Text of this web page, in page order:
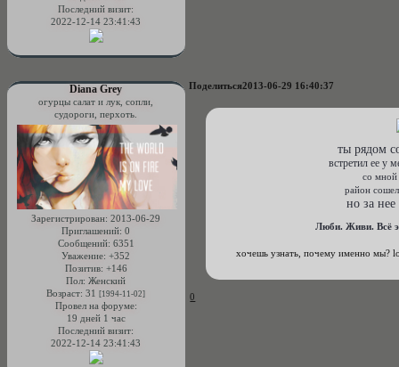
Последний визит:
2022-12-14 23:41:43
Поделиться2013-06-29 16:40:37
Diana Grey
огурцы салат и лук, сопли,
судороги, перхоть.
Зарегистрирован: 2013-06-29
Приглашений: 0
Сообщений: 6351
Уважение: +352
Позитив: +146
Пол: Женский
Возраст: 31[1994-11-02]
Провел на форуме:
19 дней 1 час
Последний визит:
2022-12-14 23:41:43
ты рядом
встретил ее у
со мной
район
но за нее
Люби. Живи. Всё
хочешь узнать, почему именно мы?
0